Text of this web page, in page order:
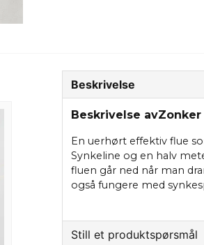
Beskrivelse
Beskrivelse
En uerhørt effektiv flue
Synkeline og en halv
fluen går ned når man
også fungere med
Still et produktspørsmål